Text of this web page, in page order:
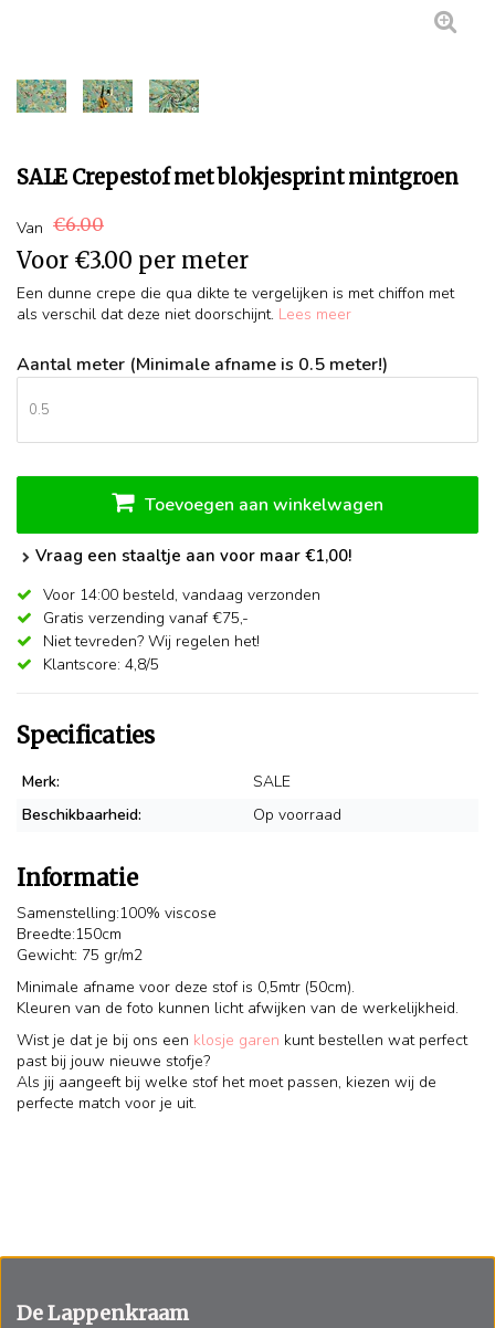
SALE Crepestof met blokjesprint mintgroen
Van €6.00
Voor €3.00 per meter
Een dunne crepe die qua dikte te vergelijken is met chiffon met
als verschil dat deze niet doorschijnt. Lees meer
Aantal meter (Minimale afname is 0.5 meter!)
Toevoegen aan winkelwagen
Vraag een staaltje aan voor maar €1,00!
Voor 14:00 besteld, vandaag verzonden
Gratis verzending vanaf €75,-
Niet tevreden? Wij regelen het!
Klantscore: 4,8/5
Specificaties
Merk:
SALE
Beschikbaarheid:
Op voorraad
Informatie
Samenstelling:100% viscose
Breedte:150cm
Gewicht: 75 gr/m2
Minimale afname voor deze stof is 0,5mtr (50cm).
Kleuren van de foto kunnen licht afwijken van de werkelijkheid.
Wist je dat je bij ons een klosje garen kunt bestellen wat perfect
past bij jouw nieuwe stofje?
Als jij aangeeft bij welke stof het moet passen, kiezen wij de
perfecte match voor je uit.
De Lappenkraam